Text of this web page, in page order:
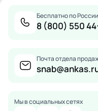
Бесплатно по России
8 (800) 550
Почта отдела
Мы в социальных сетях